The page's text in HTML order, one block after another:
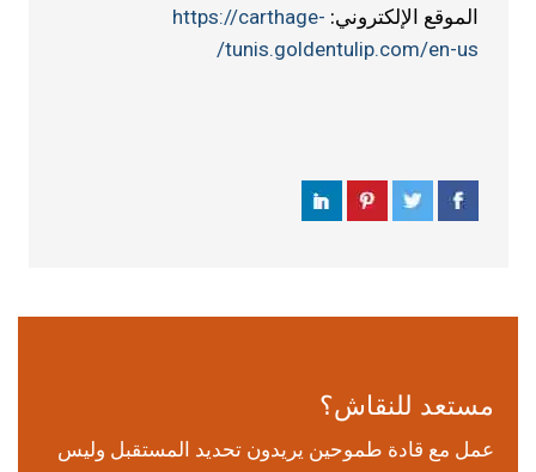
الموقع الإلكتروني: https://carthage-
tunis.goldentulip.com/en-us/
مستعد للنقاش؟
عمل مع قادة طموحين يريدون تحديد المستقبل وليس